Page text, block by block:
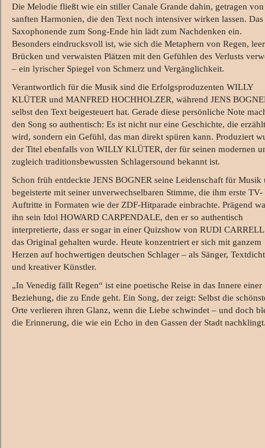
Die Melodie fließt wie ein stiller Canale Grande dahin, getragen von
sanften Harmonien, die den Text noch intensiver wirken lassen. Das
Saxophonende zum Song-Ende hin lädt zum Nachdenken ein.
Besonders eindrucksvoll ist, wie sich die Metaphern von Regen,
Brücken und verwaisten Plätzen mit den Gefühlen des Verlusts
– ein lyrischer Spiegel von Schmerz und Vergänglichkeit.
Verantwortlich für die Musik sind die Erfolgsproduzenten WILLY
KLÜTER und MANFRED HOCHHOLZER, während JENS
selbst den Text beigesteuert hat. Gerade diese persönliche Note
den Song so authentisch: Es ist nicht nur eine Geschichte, die erzählt
wird, sondern ein Gefühl, das man direkt spüren kann. Produziert
der Titel ebenfalls von WILLY KLÜTER, der für seinen modernen
zugleich traditionsbewussten Schlagersound bekannt ist.
Schon früh entdeckte JENS BOGNER seine Leidenschaft für Musik
begeisterte mit seiner unverwechselbaren Stimme, die ihm erste TV-
Auftritte in Formaten wie der ZDF-Hitparade einbrachte. Prägend
ihn sein Idol HOWARD CARPENDALE, den er so authentisch
interpretierte, dass er sogar in einer Quizshow von RUDI
das Original gehalten wurde. Heute konzentriert er sich mit ganzem
Herzen auf hochwertigen deutschen Schlager – als Sänger,
und kreativer Künstler.
„In Venedig fällt Regen“ ist eine poetische Reise in das Innere einer
Beziehung, die zu Ende geht. Ein Song, der zeigt: Selbst die
Orte verlieren ihren Glanz, wenn die Liebe schwindet – und doch
die Erinnerung, die wie ein Echo in den Gassen der Stadt